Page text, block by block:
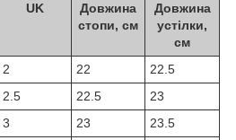
UK
Довжина
стопи, см
Довжина
устілки,
см
2 22
22.5
2.5 22.5
23
3 23
23.5